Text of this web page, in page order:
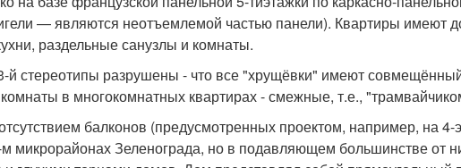
— являются неотъемлемой частью панели). Квартиры имеют
раздельные санузлы и комнаты.
й стереотипы разрушены - что все "хрущёвки" имеют
в многокомнатных квартирах - смежные, т.е.,
балконов (предусмотренных проектом, например, на
микрорайонах Зеленограда, но в подавляющем большинстве от